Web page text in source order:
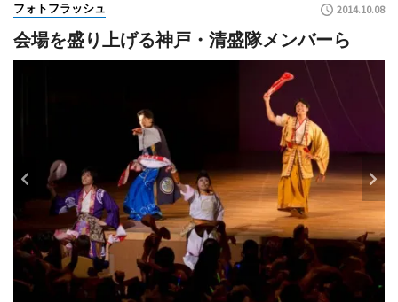
フォトフラッシュ 2014.10.08
会場を盛り上げる神戸・清盛隊メンバーら